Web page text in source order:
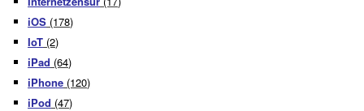
iOS (178)
IoT (2)
iPad (64)
iPhone (120)
iPod (47)